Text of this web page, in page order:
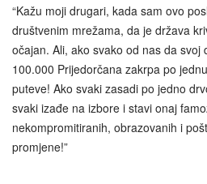
“Kažu moji drugari, kada sam ovo
društvenim mrežama, da je država
očajan. Ali, ako svako od nas da svoj
100.000 Prijedorčana zakrpa po
puteve! Ako svaki zasadi po jedno
svaki izađe na izbore i stavi onaj
nekompromitiranih, obrazovanih i
promjene!”